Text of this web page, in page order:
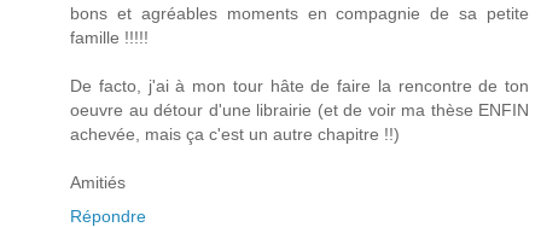
bons et agréables moments en compagnie de sa petite
famille !!!!!
De facto, j'ai à mon tour hâte de faire la rencontre de ton
oeuvre au détour d'une librairie (et de voir ma thèse ENFIN
achevée, mais ça c'est un autre chapitre !!)
Amitiés
Répondre